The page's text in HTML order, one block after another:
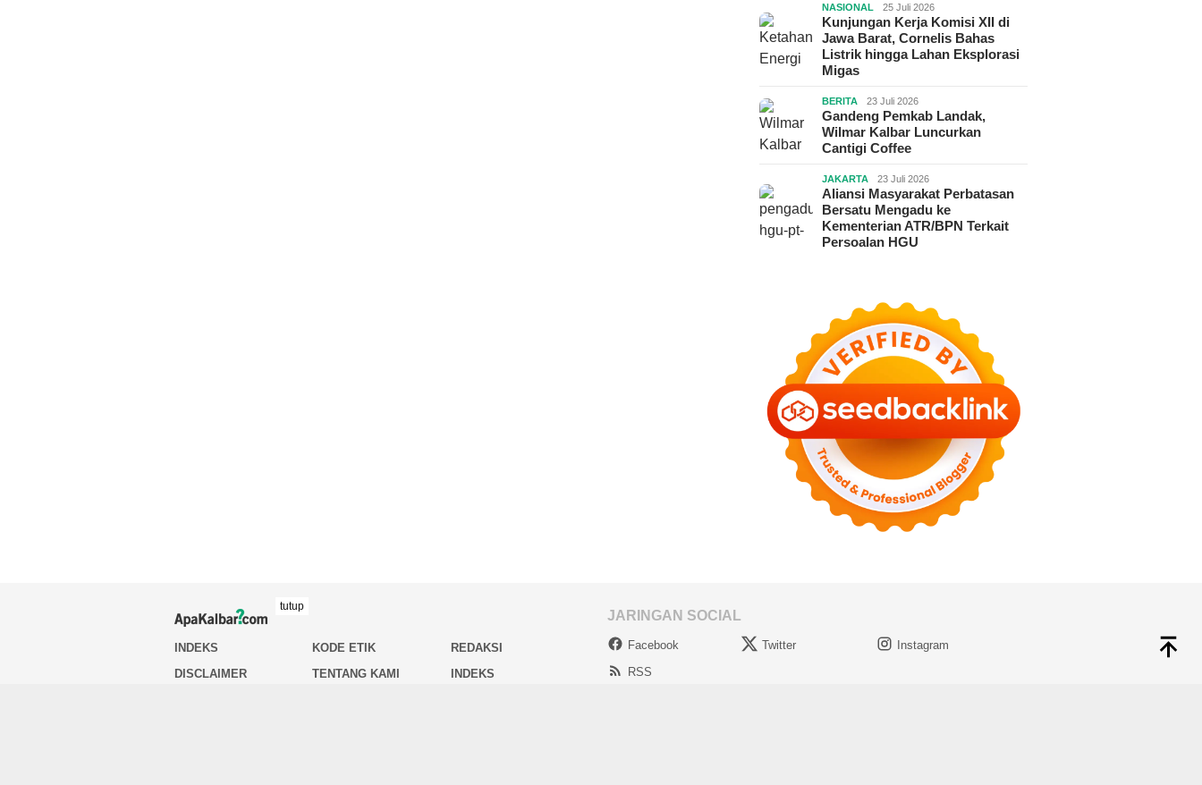
NASIONAL 25 Juli 2026
Kunjungan Kerja Komisi XII di
Jawa Barat, Cornelis Bahas
Listrik hingga Lahan Eksplorasi
Migas
BERITA 23 Juli 2026
Gandeng Pemkab Landak,
Wilmar Kalbar Luncurkan
Cantigi Coffee
JAKARTA 23 Juli 2026
Aliansi Masyarakat Perbatasan
Bersatu Mengadu ke
Kementerian ATR/BPN Terkait
Persoalan HGU
INDEKS KODE ETIK
REDAKSI
DISCLAIMER
TENTANG KAMI
INDEKS
JARINGAN SOCIAL
Facebook Twitter
Instagram
RSS
tutup